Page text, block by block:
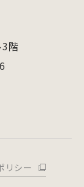
階
リシー